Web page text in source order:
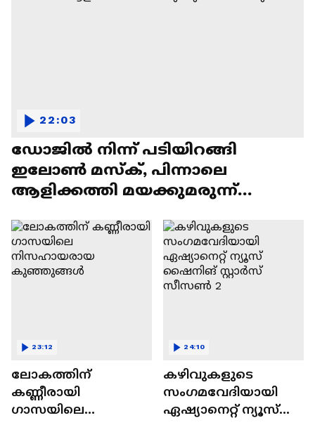
ഡോജിൽ നിന്ന് പടിയിറങ്ങി
ഇലോൺ മസ്ക്, പിന്നാലെ
ആളിക്കത്തി മയക്കുമരുന്ന്
22:03
ലോകത്തിന്
കണ്ണീരായി
ഗാസയിലെ
23:12
കഴിവുകളുടെ
സംഗമവേദിയായി
ഏഷ്യാനെറ്റ് ന്യൂസ്
24:10